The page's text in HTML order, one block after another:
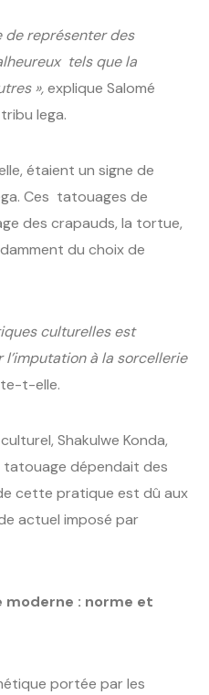
de représenter des
tels que la
»,explique Salomé
lega.
étaient un signe de
Ces tatouages de
des crapauds, la tortue,
du choix de
culturelles est
à la sorcellerie
t-elle.
Shakulwe Konda,
dépendait des
cette pratique est dû aux
actuel imposé par
moderne : norme et
portée par les